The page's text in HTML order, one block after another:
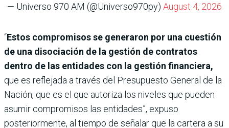
— Universo 970 AM (@Universo970py) August 4, 2026
“Estos compromisos se generaron por una cuestión
de una disociación de la gestión de contratos
dentro de las entidades con la gestión financiera,
que es reflejada a través del Presupuesto General de la
Nación, que es el que autoriza los niveles que pueden
asumir compromisos las entidades”, expuso
posteriormente, al tiempo de señalar que la cartera a su